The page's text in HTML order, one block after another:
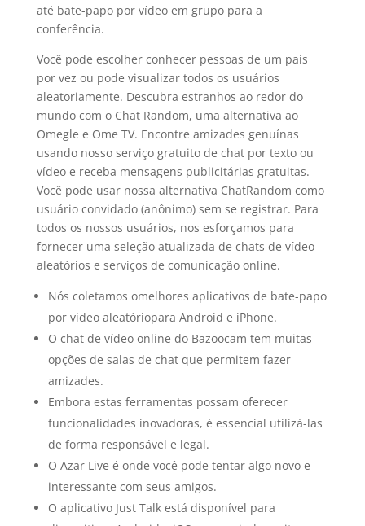
até bate-papo por vídeo em grupo para a
conferência.
Você pode escolher conhecer pessoas de um país
por vez ou pode visualizar todos os usuários
aleatoriamente. Descubra estranhos ao redor do
mundo com o Chat Random, uma alternativa ao
Omegle e Ome TV. Encontre amizades genuínas
usando nosso serviço gratuito de chat por texto ou
vídeo e receba mensagens publicitárias gratuitas.
Você pode usar nossa alternativa ChatRandom como
usuário convidado (anônimo) sem se registrar. Para
todos os nossos usuários, nos esforçamos para
fornecer uma seleção atualizada de chats de vídeo
aleatórios e serviços de comunicação online.
Nós coletamos omelhores aplicativos de bate-papo
por vídeo aleatóriopara Android e iPhone.
O chat de vídeo online do Bazoocam tem muitas
opções de salas de chat que permitem fazer
amizades.
Embora estas ferramentas possam oferecer
funcionalidades inovadoras, é essencial utilizá-las
de forma responsável e legal.
O Azar Live é onde você pode tentar algo novo e
interessante com seus amigos.
O aplicativo Just Talk está disponível para